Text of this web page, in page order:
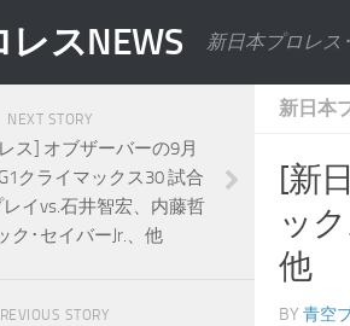
スNEWS 新日本プロレス
新日本
[新
ッ
他
BY 青空
NEXT STORY
ス] オブザーバーの9月
クライマックス30 試合
イvs.石井智宏、内藤哲
ク･セイバーJr.、他
STORY